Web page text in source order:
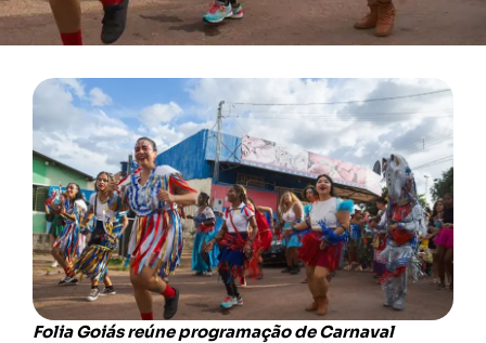
Folia Goiás reúne programação de Carnaval